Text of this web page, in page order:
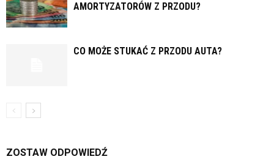
AMORTYZATORÓW Z PRZODU?
CO MOŻE STUKAĆ Z PRZODU AUTA?
ZOSTAW ODPOWIEDŹ